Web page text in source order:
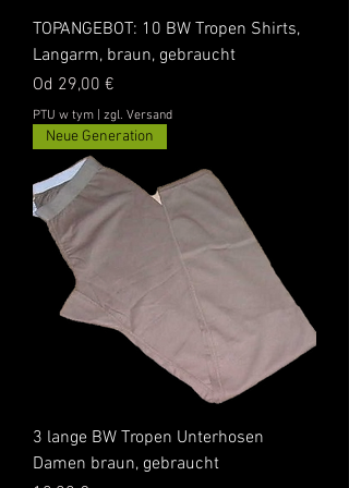
TOPANGEBOT: 10 BW Tropen Shirts,
Langarm, braun, gebraucht
Od 29,00 €
Cena rabatowa
PTU w tym zgl. Versand
Neue Generation
3 lange BW Tropen Unterhosen
Damen braun, gebraucht